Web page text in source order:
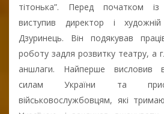
тітонька”. Перед початком
виступив директор і
Дзуринець. Він подякував
роботу задля розвитку театру, а
аншлаги. Найперше висловив
силам України та
військовослужбовцям, які